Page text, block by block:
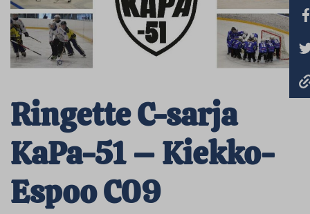
Ringette C-sarja
KaPa-51 – Kiekko-
Espoo C09